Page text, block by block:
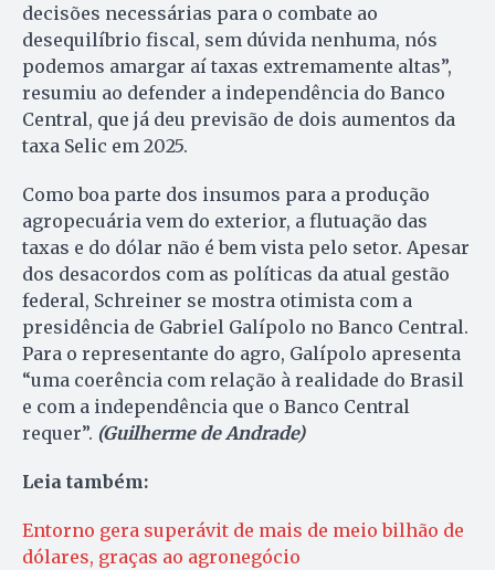
decisões necessárias para o combate ao
desequilíbrio fiscal, sem dúvida nenhuma, nós
podemos amargar aí taxas extremamente altas”,
resumiu ao defender a independência do Banco
Central, que já deu previsão de dois aumentos da
taxa Selic em 2025.
Como boa parte dos insumos para a produção
agropecuária vem do exterior, a flutuação das
taxas e do dólar não é bem vista pelo setor. Apesar
dos desacordos com as políticas da atual gestão
federal, Schreiner se mostra otimista com a
presidência de Gabriel Galípolo no Banco Central.
Para o representante do agro, Galípolo apresenta
“uma coerência com relação à realidade do Brasil
e com a independência que o Banco Central
requer”. (Guilherme de Andrade)
Leia também:
Entorno gera superávit de mais de meio bilhão de
dólares, graças ao agronegócio